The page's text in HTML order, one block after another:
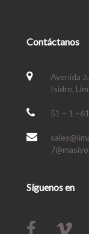
Contáctanos
Avenida
Isidro,
51 – 1
Síguenos en